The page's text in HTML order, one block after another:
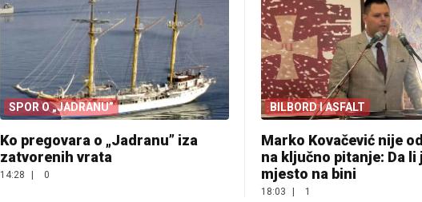
SPOR O „JADRANU”
Ko pregovara o „Jadranu” iza
zatvorenih vrata
14:28 0
BILBORD I ASFALT
Marko Kovačević nije
na ključno pitanje: Da li
mjesto na bini
18:03 1